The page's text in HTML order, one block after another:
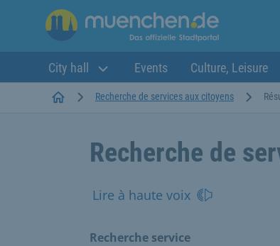
City hall Events Culture, Leisure
StartseiteRecherche de services aux citoyens
Recherche de
Lire à haute voix
Recherche service